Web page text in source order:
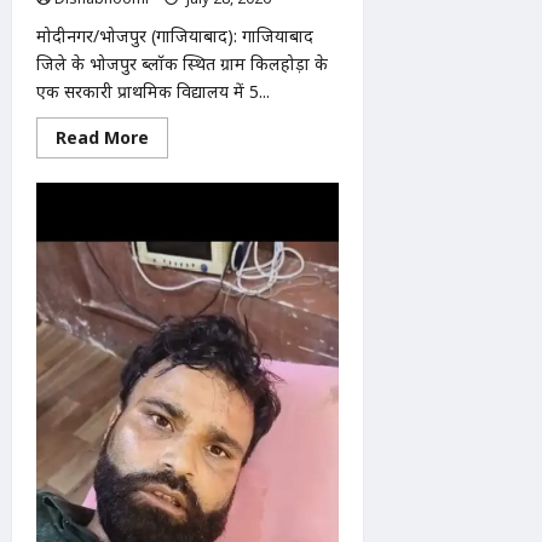
मोदीनगर/भोजपुर (गाजियाबाद): गाजियाबाद
जिले के भोजपुर ब्लॉक स्थित ग्राम किलहोड़ा के
एक सरकारी प्राथमिक विद्यालय में 5...
Read More
more
होमवर्क
पर
5
वर्षीय
छात्रा
की
पिटाई
का
आरोप,
शिकायत
के
बाद
भाई
को
भी
पीटने
का
दावा